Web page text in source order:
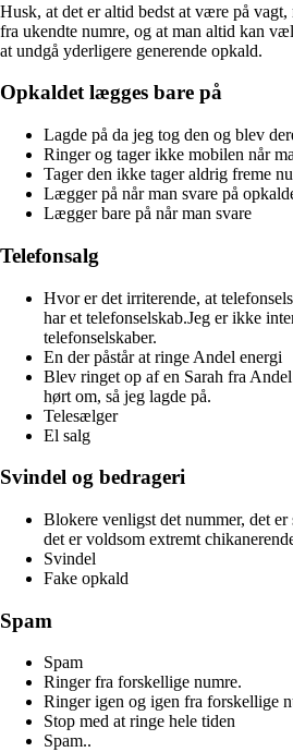
Husk, at det er altid bedst at være på
fra ukendte numre, og at man altid kan
at undgå yderligere generende opkald.
Opkaldet lægges bare på
Lagde på da jeg tog den og blev
Ringer og tager ikke mobilen når
Tager den ikke tager aldrig freme
Lægger på når man svare på
Lægger bare på når man svare
Telefonsalg
Hvor er det irriterende, at
har et telefonselskab.Jeg er ikke
telefonselskaber.
En der påstår at ringe Andel energi
Blev ringet op af en Sarah fra
hørt om, så jeg lagde på.
Telesælger
El salg
Svindel og bedrageri
Blokere venligst det nummer, det
det er voldsom extremt
Svindel
Fake opkald
Spam
Spam
Ringer fra forskellige numre.
Ringer igen og igen fra forskellige
Stop med at ringe hele tiden
Spam..